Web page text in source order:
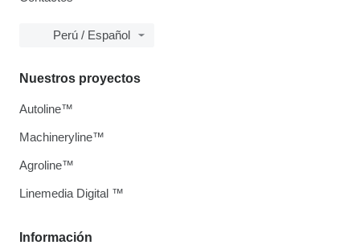
Perú / Español
Información
Nuestros proyectos
Autoline™
Machineryline™
Agroline™
Linemedia Digital ™